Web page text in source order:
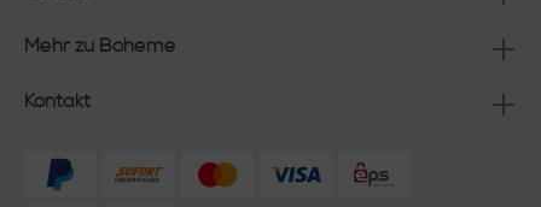
Mehr zu Boheme
Kontakt